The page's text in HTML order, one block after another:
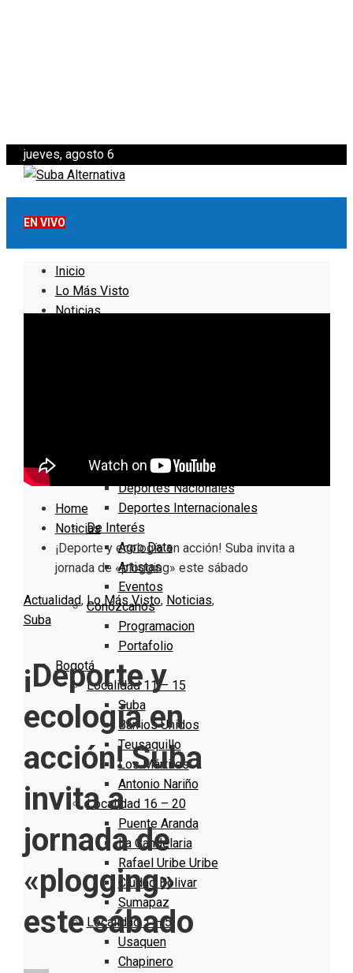
jueves, agosto 6
EN VIVO
Inicio
Lo Más Visto
Noticias
Deportes Locales
Deportes Nacionales
Deportes Internacionales
De Interés
Agro Data
Artistas
Eventos
Conózcanos
Programacion
Portafolio
Bogotá
Localidad 11 – 15
Suba
Barrios Unidos
Teusaquillo
Los Mártires
Antonio Nariño
Localidad 16 – 20
Puente Aranda
La Candelaria
Rafael Uribe Uribe
Ciudad Bolivar
Sumapaz
Localidad 1 – 5
Usaquen
Chapinero
Home
Noticias
¡Deporte y ecología en acción! Suba invita a
jornada de «plogging» este sábado
Actualidad, Lo Más Visto, Noticias,
Suba
¡Deporte y
ecología en
acción! Suba
invita a
jornada de
«plogging»
este sábado